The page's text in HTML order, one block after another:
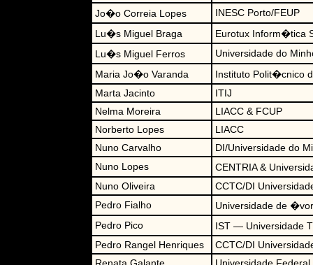
Jo�o Correia Lopes
INESC Porto/FEUP
Lu�s Miguel Braga
Eurotux Inform�tica
Lu�s Miguel Ferros
Universidade do
Maria Jo�o Varanda
Instituto Polit�cnico
Marta Jacinto
ITIJ
Nelma Moreira
LIACC & FCUP
Norberto Lopes
LIACC
Nuno Carvalho
DI/Universidade do
Nuno Lopes
CENTRIA &
Nuno Oliveira
CCTC/DI
Pedro Fialho
Universidade de
Pedro Pico
IST — Universidade
Pedro Rangel Henriques
CCTC/DI